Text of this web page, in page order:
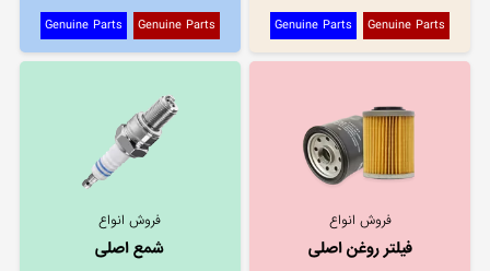
Genuine Parts
Genuine Parts
Genuine Parts
Genuine Parts
فروش انواع
فیلتر روغن اصلی
فروش انواع
شمع اصلی